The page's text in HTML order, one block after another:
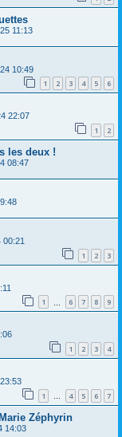
11:13
10:49
1 2 3 4 5 6
22:07
1 2
les deux !
08:47
00:21
1 2 3
1 6 7 8 9
1 2 3 4
1 … 4 5 6 7
Zéphyrin
14:03